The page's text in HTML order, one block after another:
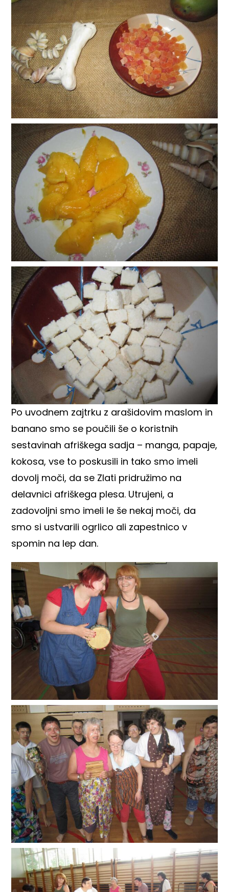
Po uvodnem zajtrku z arašidovim maslom in
banano smo se poučili še o koristnih
sestavinah afriškega sadja – manga, papaje,
kokosa, vse to poskusili in tako smo imeli
dovolj moči, da se Zlati pridružimo na
delavnici afriškega plesa. Utrujeni, a
zadovoljni smo imeli le še nekaj moči, da
smo si ustvarili ogrlico ali zapestnico v
spomin na lep dan.